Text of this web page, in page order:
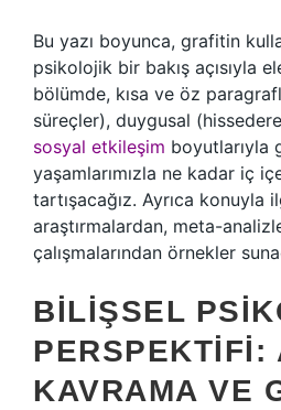
Bu yazı boyunca, grafitin
psikolojik bir bakış açısıyla
bölümde, kısa ve öz
süreçler), duygusal
sosyal etkileşim boyutlarıyla
yaşamlarımızla ne kadar iç
tartışacağız. Ayrıca
araştırmalardan, meta-
çalışmalarından örnekler
BILIŞSEL
PERSPEKTIFI:
KAVRAMA VE